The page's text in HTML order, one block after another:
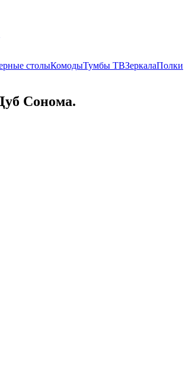
столыКомодыТумбы ТВЗеркалаПолки
Сонома.